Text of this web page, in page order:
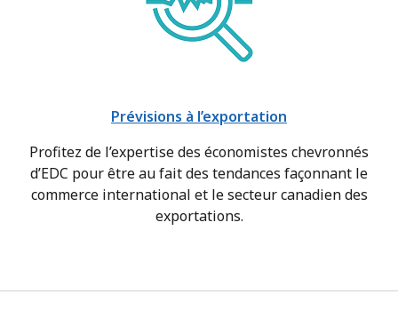
Prévisions à l’exportation
Profitez de l’expertise des économistes chevronnés
d’EDC pour être au fait des tendances façonnant le
commerce international et le secteur canadien des
exportations.